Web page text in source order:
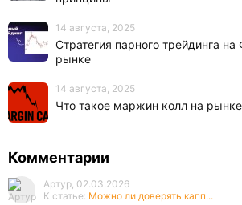
14 августа, 2025
Стратегия парного трейдинга
рынке
14 августа, 2025
Что такое маржин колл на рынке
Комментарии
Артур, 02.03.2026
К статье: Можно ли доверять капп...